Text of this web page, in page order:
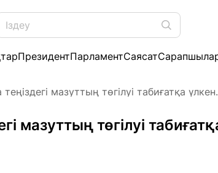
ПрезидентПарламентСаясат
мазуттың төгілуі табиғатқа
мазуттың төгілуі